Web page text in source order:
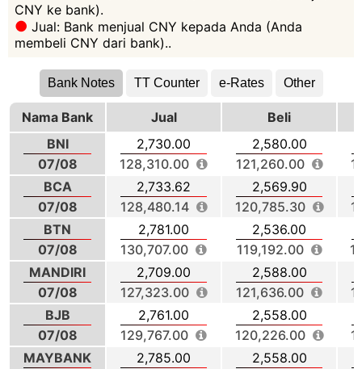
CNY ke bank).
Jual: Bank menjual CNY kepada Anda (Anda
membeli CNY dari bank)..
Bank Notes TT Counter e-Rates Other
Nama Bank Jual Beli
BNI
07/08
2,730.00
128,310.00
2,580.00
121,260.00
BCA
07/08
2,733.62
128,480.14
2,569.90
120,785.30
BTN
07/08
2,781.00
130,707.00
2,536.00
119,192.00
MANDIRI
07/08
2,709.00
127,323.00
2,588.00
121,636.00
BJB
07/08
2,761.00
129,767.00
2,558.00
120,226.00
MAYBANK
2,785.00
2,558.00